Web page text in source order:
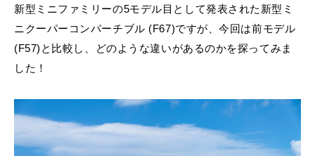
お問い合わせ
iR TECH FACTORY iR MAKERS
MAP
査定依頼
来店予約
新型ミニファミリーの5モデル目として発表された新型ミ
ニクーパーコンバーチブル (F67)ですが、今回は前モデル
(F57)と比較し、どのような違いがあるのかを探ってみま
した！